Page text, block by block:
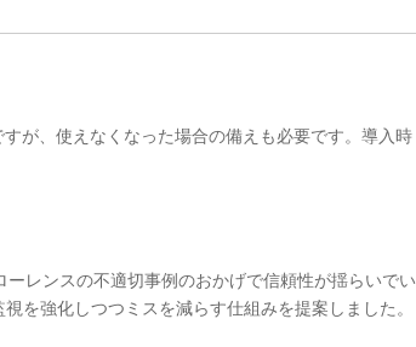
が、使えなくなった場合の備えも必要です。導入時
レンスの不適切事例のおかげで信頼性が揺らいでい
を強化しつつミスを減らす仕組みを提案しました。